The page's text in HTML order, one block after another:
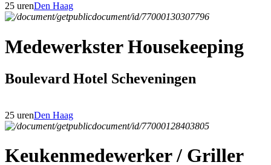
25 urenDen Haag
Medewerkster Housekeeping
Boulevard Hotel Scheveningen
25 urenDen Haag
Keukenmedewerker / Griller